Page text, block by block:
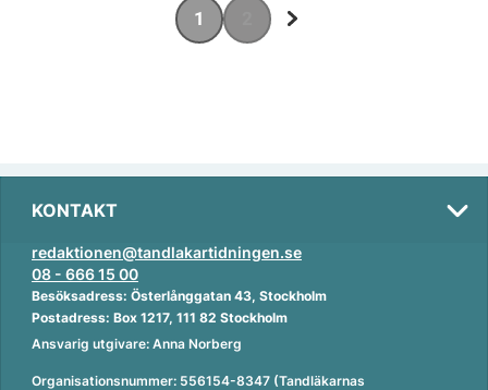
1
KONTAKT
redaktionen@tandlakartidningen.se
08 - 666 15 00
Besöksadress: Österlånggatan 43, Stockholm
Postadress: Box 1217, 111 82 Stockholm
Ansvarig utgivare: Anna Norberg
Organisationsnummer: 556154-8347 (Tandläkarnas